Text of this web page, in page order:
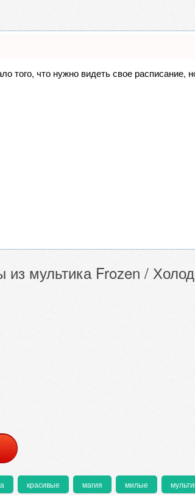
того, что нужно видеть свое
мультика Frozen /
красивые магия милые